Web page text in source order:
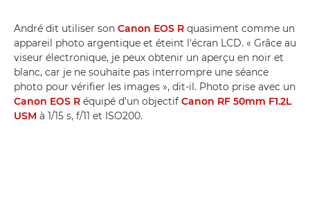
André dit utiliser son Canon EOS R quasiment comme un
appareil photo argentique et éteint l'écran LCD. « Grâce au
viseur électronique, je peux obtenir un aperçu en noir et
blanc, car je ne souhaite pas interrompre une séance
photo pour vérifier les images », dit-il. Photo prise avec un
Canon EOS R équipé d'un objectif Canon RF 50mm F1.2L
USM à 1/15 s, f/11 et ISO200.